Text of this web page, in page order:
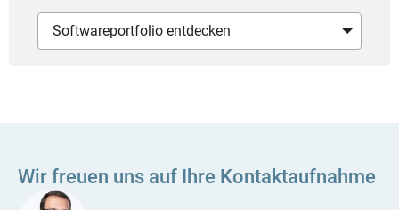
Softwareportfolio entdecken
Wir freuen uns auf Ihre Kontaktaufnahme